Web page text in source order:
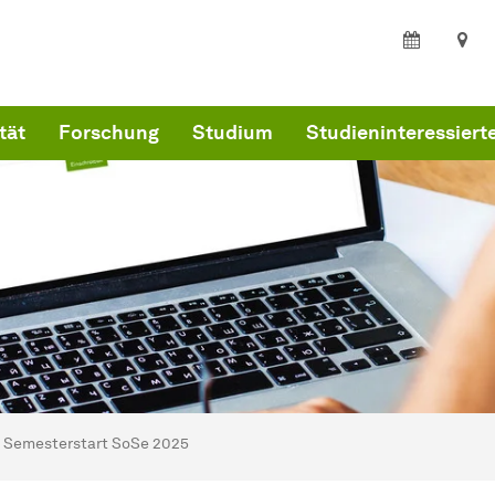
Forschung Studium
hier:
Semesterstart SoSe 2025